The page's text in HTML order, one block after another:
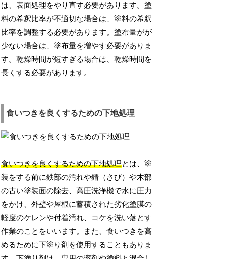
は、表面処理をやり直す必要があります。塗
料の希釈比率が不適切な場合は、塗料の希釈
比率を調整する必要があります。塗布量がが
少ない場合は、塗布量を増やす必要がありま
す。乾燥時間が短すぎる場合は、乾燥時間を
長くする必要があります。
食いつきを良くするための下地処理
食いつきを良くするための下地処理とは、塗
装をする前に鉄部の汚れや錆（さび）や木部
の古い塗装面の除去、高圧洗浄機で水に圧力
をかけ、外壁や屋根に蓄積された劣化塗膜の
軽度のケレンや付着汚れ、コケを洗い落とす
作業のことをいいます。また、食いつきを高
めるために下塗り剤を使用することもありま